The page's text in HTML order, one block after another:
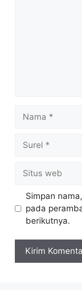
web
Simpan
pada
berikutnya.